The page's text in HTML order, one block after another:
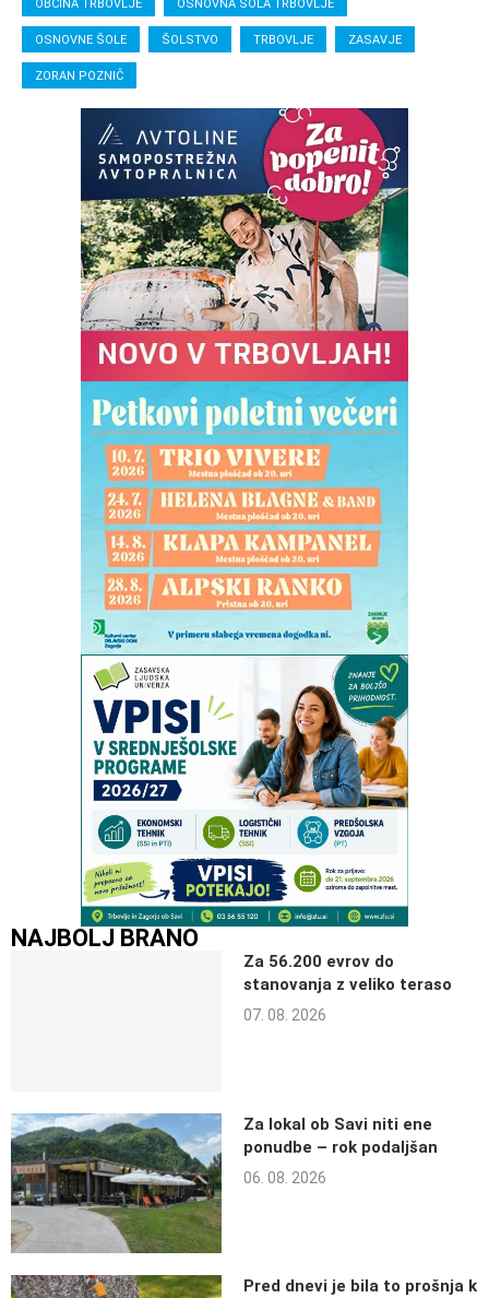
OBČINA TRBOVLJE OSNOVNA ŠOLA TRBOVLJE
OSNOVNE ŠOLE ŠOLSTVO TRBOVLJE ZASAVJE
ZORAN POZNIČ
NAJBOLJ BRANO
Za 56.200 evrov do
stanovanja z veliko teraso
07. 08. 2026
Za lokal ob Savi niti ene
ponudbe – rok podaljšan
06. 08. 2026
Pred dnevi je bila to prošnja k